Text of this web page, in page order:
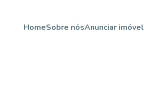
HomeSobre nósAnunciar imóvel